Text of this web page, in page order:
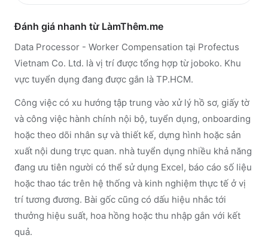
Đánh giá nhanh từ LàmThêm.me
Data Processor - Worker Compensation tại Profectus
Vietnam Co. Ltd. là vị trí được tổng hợp từ joboko. Khu
vực tuyển dụng đang được gắn là TP.HCM.
Công việc có xu hướng tập trung vào xử lý hồ sơ, giấy tờ
và công việc hành chính nội bộ, tuyển dụng, onboarding
hoặc theo dõi nhân sự và thiết kế, dựng hình hoặc sản
xuất nội dung trực quan. nhà tuyển dụng nhiều khả năng
đang ưu tiên người có thể sử dụng Excel, báo cáo số liệu
hoặc thao tác trên hệ thống và kinh nghiệm thực tế ở vị
trí tương đương. Bài gốc cũng có dấu hiệu nhắc tới
thưởng hiệu suất, hoa hồng hoặc thu nhập gắn với kết
quả.